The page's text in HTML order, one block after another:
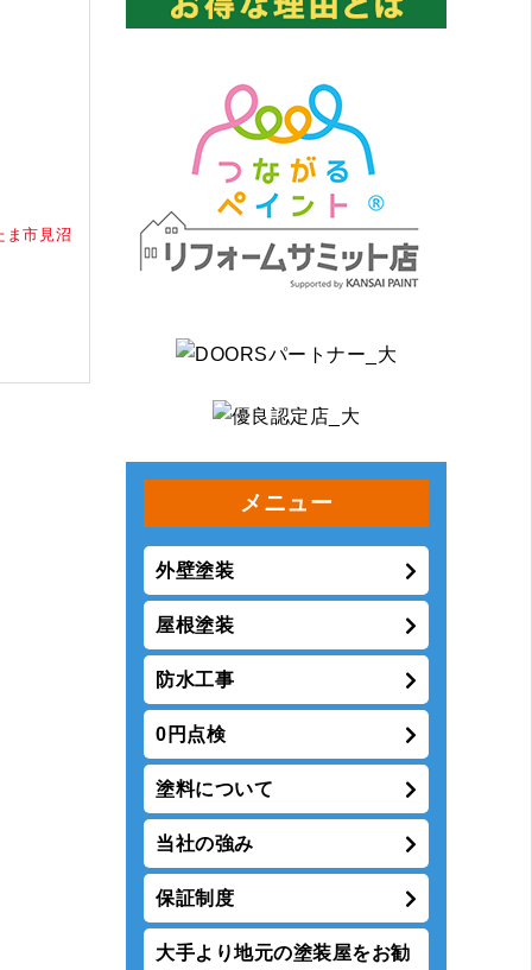
ま市見沼
メニュー
外壁塗装
屋根塗装
防水工事
0円点検
塗料について
当社の強み
保証制度
大手より地元の塗装屋をお勧